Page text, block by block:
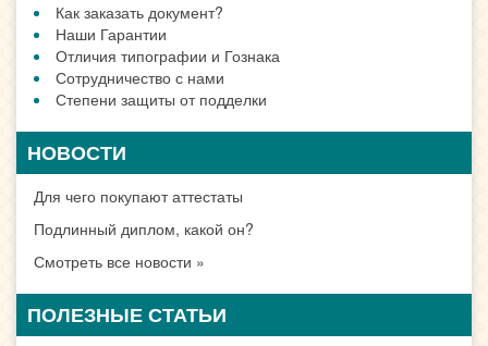
Как заказать документ?
Наши Гарантии
Отличия типографии и Гознака
Сотрудничество с нами
Степени защиты от подделки
НОВОСТИ
Для чего покупают аттестаты
Подлинный диплом, какой он?
Смотреть все новости »
ПОЛЕЗНЫЕ СТАТЬИ